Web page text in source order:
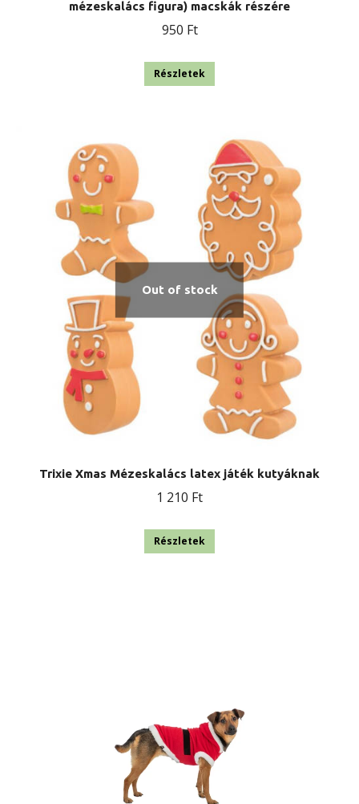
mézeskalács figura) macskák részére
950 Ft
Részletek
Out of stock
Trixie Xmas Mézeskalács latex játék kutyáknak
1 210 Ft
Részletek